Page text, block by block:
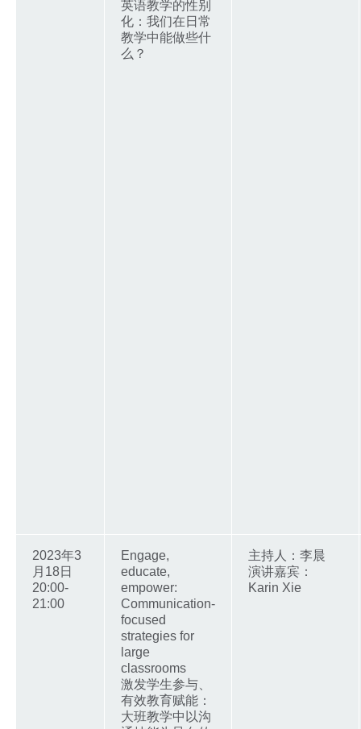
英语教学的性别
化：我们在日常
教学中能做些什
么？
2023年3
月18日
20:00-
21:00
Engage,
educate,
empower:
Communication-
focused
strategies for
large
classrooms
激发学生参与、
有效教育赋能：
大班教学中以沟
主持人：李晨
演讲嘉宾：
Karin Xie